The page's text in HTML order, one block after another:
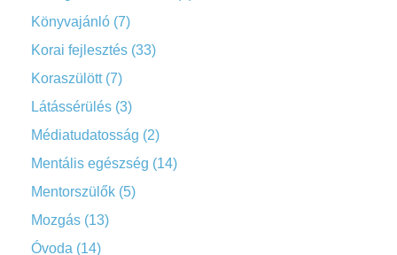
Könyvajánló (7)
Korai fejlesztés (33)
Koraszülött(7)
Látássérülés (3)
Médiatudatosság (2)
Mentális egészség (14)
Mentorszülők (5)
Mozgás (13)
Óvoda (14)